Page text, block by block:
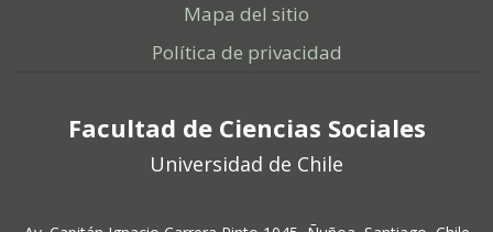
Mapa del sitio
Política de privacidad
Facultad de Ciencias Sociales
Universidad de Chile